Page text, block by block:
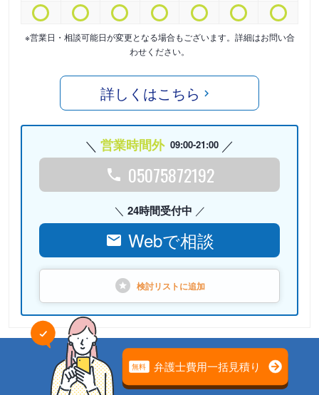
※営業日・相談可能日が変更となる場合もございます。詳細はお問い合
わせください。
詳しくはこちら
営業時間外 09:00-21:00
05075872192
24時間受付中
Webで相談
検討リストに追加
弁護士法人心 名古屋法律事務
PR